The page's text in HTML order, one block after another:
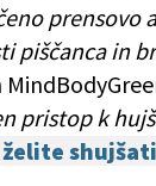
prensovo
piščanca in
pristop k
shujšati